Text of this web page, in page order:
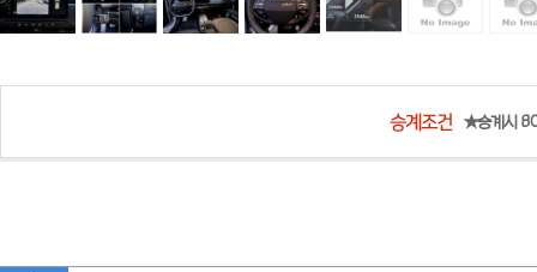
★승계시